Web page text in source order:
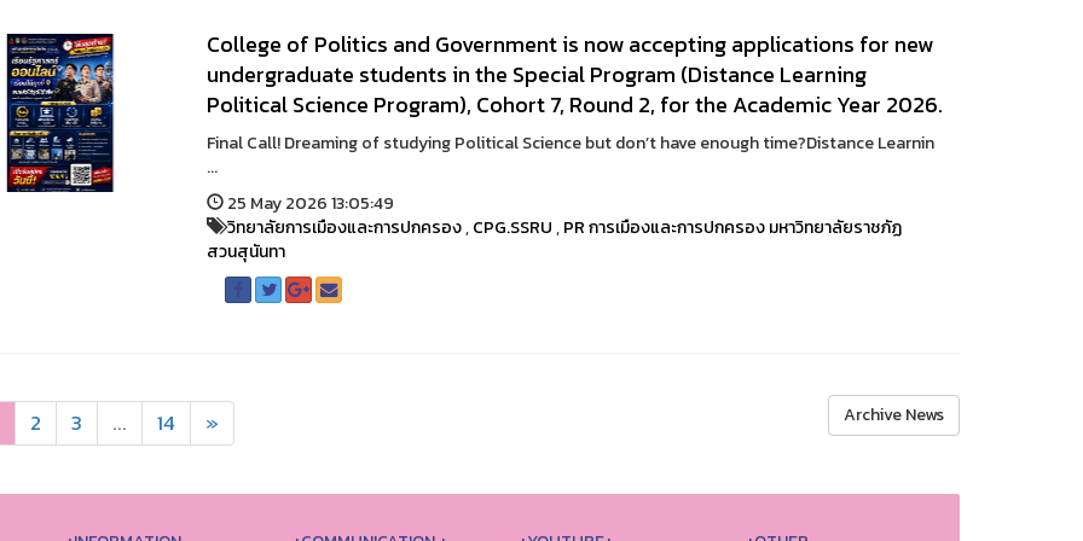
College of Politics and Government is now accepting applications for new
undergraduate students in the Special Program (Distance Learning
Political Science Program), Cohort 7, Round 2, for the Academic Year 2026.
Final Call! Dreaming of studying Political Science but don’t have enough time?Distance Learnin
...
25 May 2026 13:05:49
วิทยาลัยการเมืองและการปกครอง,CPG.SSRU,PR การเมืองและการปกครอง มหาวิทยาลัยราชภัฏ
สวนสุนันทา
2 3 ... 14 » Archive News